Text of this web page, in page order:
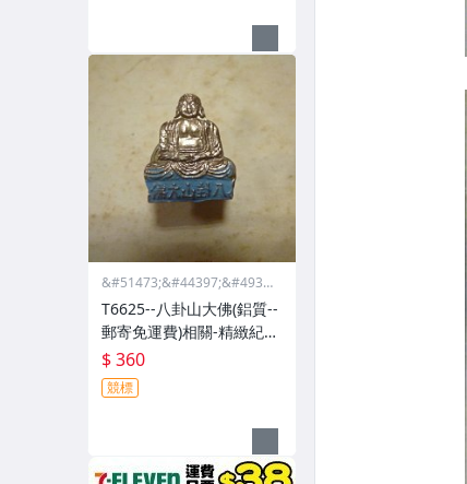
&#51473;&#44397;&#4932
68;&#44397;&#51665;
T6625--八卦山大佛(鋁質--
郵寄免運費)相關-精緻紀念
章
$ 360
競標